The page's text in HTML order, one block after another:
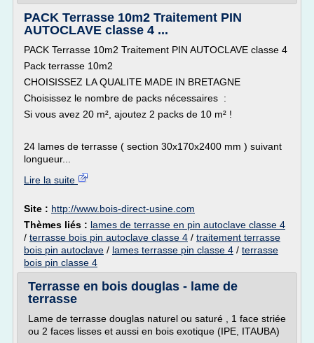
PACK Terrasse 10m2 Traitement PIN
AUTOCLAVE classe 4 ...
PACK Terrasse 10m2 Traitement PIN AUTOCLAVE classe 4
Pack terrasse 10m2
CHOISISSEZ LA QUALITE MADE IN BRETAGNE
Choisissez le nombre de packs nécessaires :
Si vous avez 20 m², ajoutez 2 packs de 10 m² !
24 lames de terrasse ( section 30x170x2400 mm ) suivant
longueur...
Lire la suite
Site : http://www.bois-direct-usine.com
Thèmes liés : lames de terrasse en pin autoclave classe 4
/ terrasse bois pin autoclave classe 4 / traitement terrasse
bois pin autoclave / lames terrasse pin classe 4 / terrasse
bois pin classe 4
Terrasse en bois douglas - lame de
terrasse
Lame de terrasse douglas naturel ou saturé , 1 face striée
ou 2 faces lisses et aussi en bois exotique (IPE, ITAUBA)